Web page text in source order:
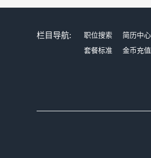
栏目导航: 职位搜索 简历中心
套餐标准
金币充值